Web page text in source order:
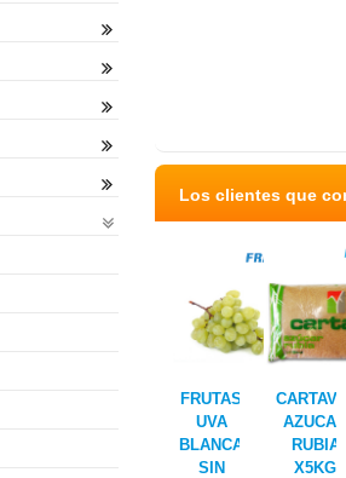
Los clientes que
FRUTAS
UVA
BLANCA
SIN
AZUCAR
RUBIA
X5KG